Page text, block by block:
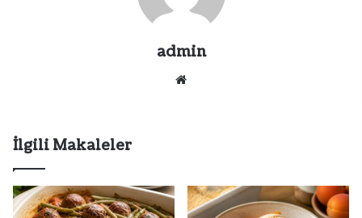
admin
İlgili Makaleler